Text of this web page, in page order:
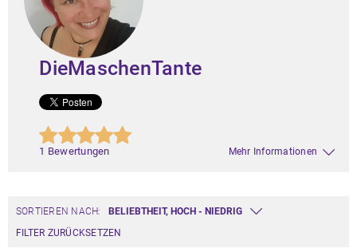
DieMaschenTante
1 Bewertungen Mehr Informationen
SORTIEREN NACH:
FILTER ZURÜCKSETZEN